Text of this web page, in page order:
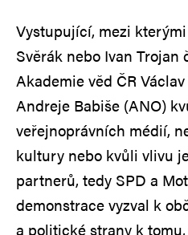
Vystupující, mezi
Svěrák nebo Ivan Trojan
Akademie věd ČR
Andreje Babiše (ANO)
veřejnoprávních médií,
kultury nebo kvůli vlivu
partnerů, tedy SPD a
demonstrace vyzval k
a politické strany k